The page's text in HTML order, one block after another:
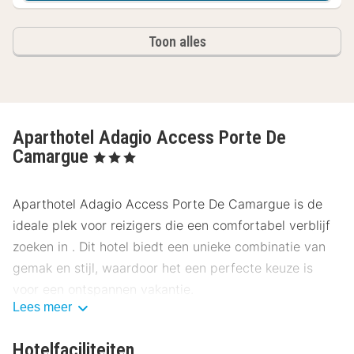
Toon alles
Aparthotel Adagio Access Porte De
Camargue , 3 Sterren
Aparthotel Adagio Access Porte De Camargue is de
ideale plek voor reizigers die een comfortabel verblijf
zoeken in . Dit hotel biedt een unieke combinatie van
gemak en stijl, waardoor het een perfecte keuze is
voor een ontspannen vakantie.
De Camargue
Lees meer